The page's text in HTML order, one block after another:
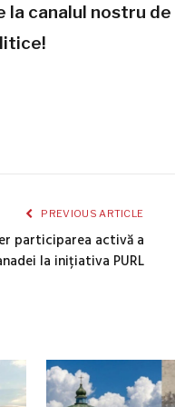
la canalul nostru de
PREVIOUS ARTICLE
participarea activă a
la inițiativa PURL